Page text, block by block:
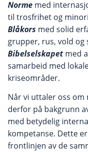
Norme med
til trosfrihet og
Blåkors med solid
grupper, rus, vold og
Bibelselskapet med
samarbeid med
kriseområder.
Når vi uttaler oss om
derfor på bakgrunn
med betydelig
kompetanse. Dette
frontlinjen av de